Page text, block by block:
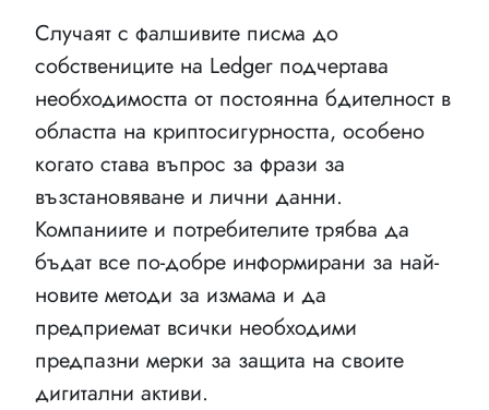
Случаят с фалшивите писма до
собствениците на Ledger подчертава
необходимостта от постоянна бдителност в
областта на криптосигурността, особено
когато става въпрос за фрази за
възстановяване и лични данни.
Компаниите и потребителите трябва да
бъдат все по-добре информирани за най-
новите методи за измама и да
предприемат всички необходими
предпазни мерки за защита на своите
дигитални активи.